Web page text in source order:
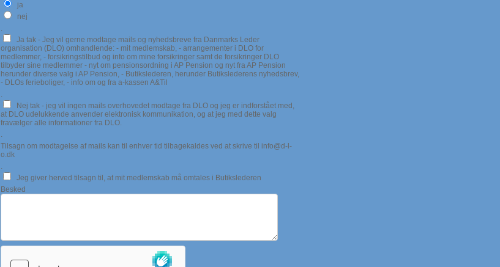
ja
nej
.
Ja tak - Jeg vil gerne modtage mails og nyhedsbreve fra Danmarks Leder
organisation (DLO) omhandlende: - mit medlemskab, - arrangementer i DLO for
medlemmer, - forsikringstilbud og info om mine forsikringer samt de forsikringer DLO
tilbyder sine medlemmer - nyt om pensionsordning i AP Pension og nyt fra AP Pension
herunder diverse valg i AP Pension, - Butikslederen, herunder Butikslederens nyhedsbrev,
- DLOs ferieboliger, - info om og fra a-kassen A&Til
.
Nej tak - jeg vil ingen mails overhovedet modtage fra DLO og jeg er indforstået med,
at DLO udelukkende anvender elektronisk kommunikation, og at jeg med dette valg
fravælger alle informationer fra DLO.
.
Tilsagn om modtagelse af mails kan til enhver tid tilbagekaldes ved at skrive til info@d-l-
o.dk
.
Jeg giver herved tilsagn til, at mit medlemskab må omtales i Butikslederen
Besked